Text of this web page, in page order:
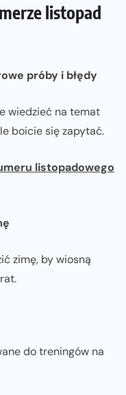
listopad
próby i błędy
wiedzieć na temat
boicie się zapytać.
listopadowego
zimę, by wiosną
do treningów na